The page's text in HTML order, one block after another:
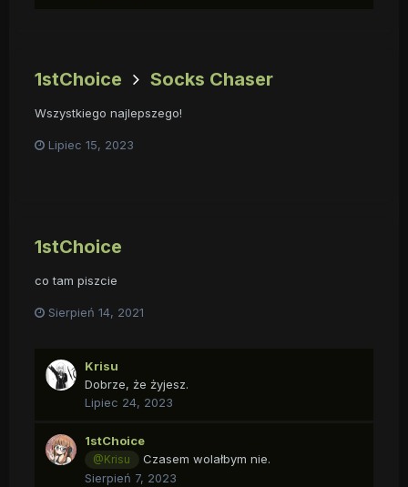
1stChoice Socks Chaser
Wszystkiego najlepszego!
Lipiec 15, 2023
1stChoice
co tam piszcie
Sierpień 14, 2021
Krisu
Dobrze, że żyjesz.
Lipiec 24, 2023
1stChoice
@Krisu
Czasem wolałbym nie.
Sierpień 7, 2023